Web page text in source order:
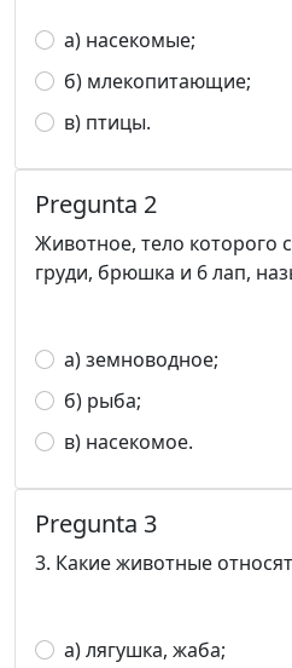
а) насекомые;
б) млекопитающие;
в) птицы.
Pregunta 2
Животное, тело которого
груди, брюшка и 6 лап,
а) земноводное;
б) рыба;
в) насекомое.
Pregunta 3
3. Какие животные
а) лягушка, жаба;